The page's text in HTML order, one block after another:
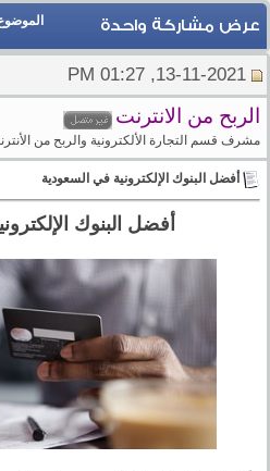
عرض مشاركة واحدة
الربح من الانترنت
مشرف قسم التجارة الألكترونية والربح من
أفضل البنوك الإلكترونية في السعودية
أفضل البنوك